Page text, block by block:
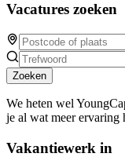
Vacatures zoeken
Zoeken
We heten wel
je al wat meer ervaring
Vakantiewerk in